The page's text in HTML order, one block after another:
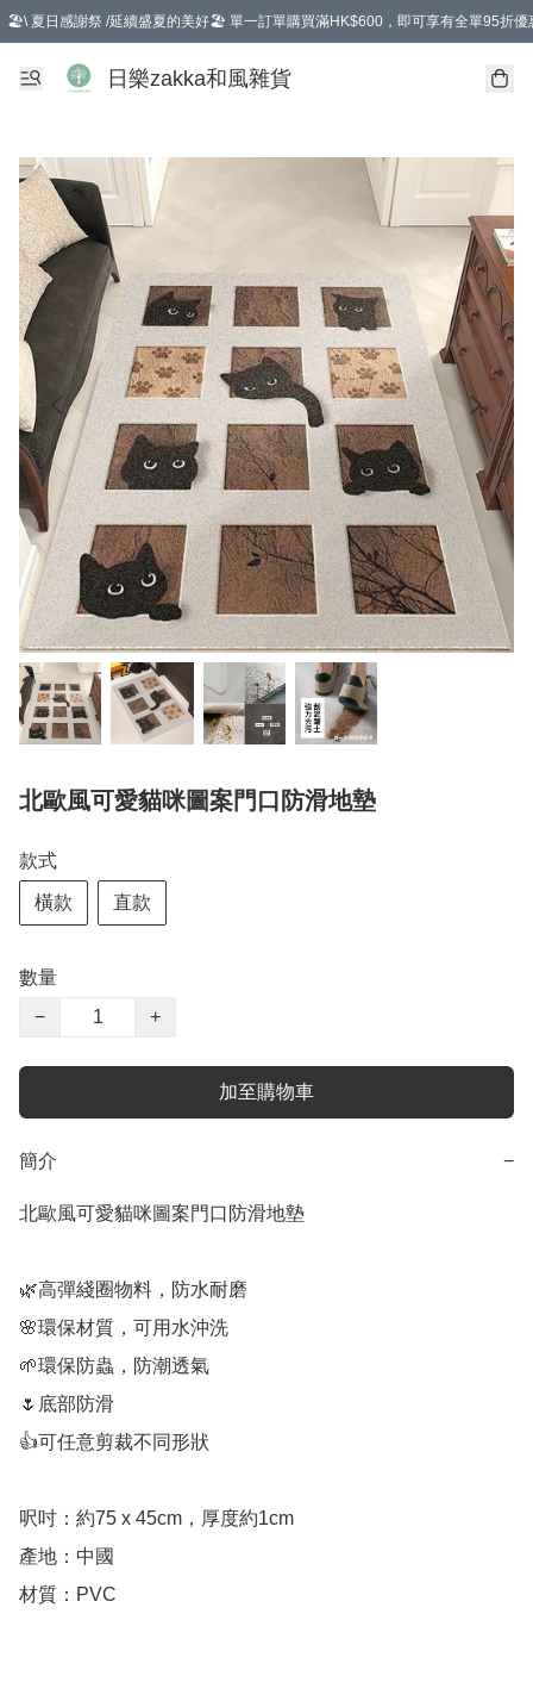
🏖️\ 夏日感謝祭 /延續盛夏的美好🏖️ 單一訂單購買滿HK$600，即可享有全單95折優
選擇GoGoX住宅/工商地址配送，單一訂單消費購物滿HK$680(折扣後），可享有
日樂zakka和風雜貨
北歐風可愛貓咪圖案門口防滑地墊
款式
橫款 直款
數量
−
+
加至購物車
簡介 −
北歐風可愛貓咪圖案門口防滑地墊
🌿高彈綫圈物料，防水耐磨
🌸環保材質，可用水沖洗
🌱環保防蟲，防潮透氣
🌷底部防滑
👍可任意剪裁不同形狀
呎吋：約75 x 45cm，厚度約1cm
產地：中國
材質：PVC